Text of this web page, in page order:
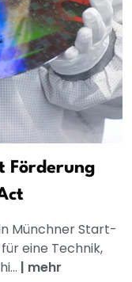
Förderung
Münchner Start-
eine Technik,
| mehr